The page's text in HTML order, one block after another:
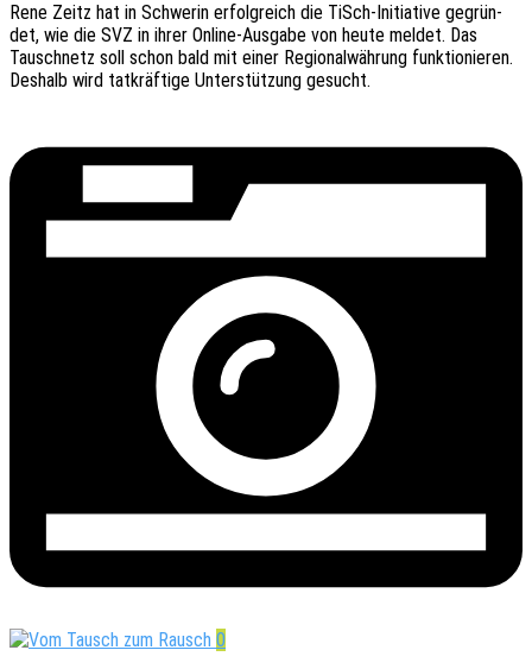
Rene Zeitz hat in Schwe­rin erfolg­reich die TiSch-Initia­­ti­­ve gegrün­
det, wie die SVZ in ihrer Online-Ausga­­be von heute meldet. Das
Tausch­netz soll schon bald mit einer Regio­nal­wäh­rung funk­tio­nie­ren.
Deshalb wird tatkräf­ti­ge Unter­stüt­zung gesucht.
0